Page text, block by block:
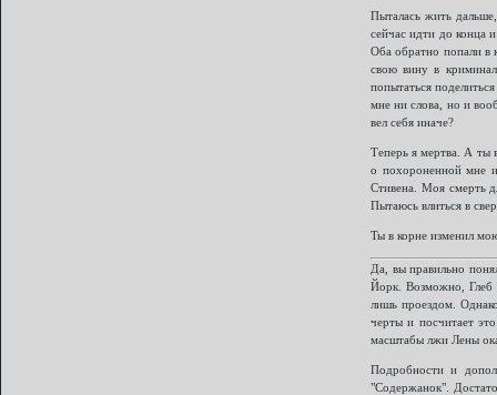
Пыталась жить
сейчас идти до конца
Оба обратно попали в
свою вину в
попытаться
мне ни слова, но и
вел себя иначе?
Теперь я мертва. А ты
о похороненной мне
Стивена. Моя смерть
Пытаюсь влиться в
Ты в корне изменил
Да, вы правильно
Йорк. Возможно, Глеб
лишь проездом.
черты и посчитает
масштабы лжи Лены
Подробности и
"Содержанок".